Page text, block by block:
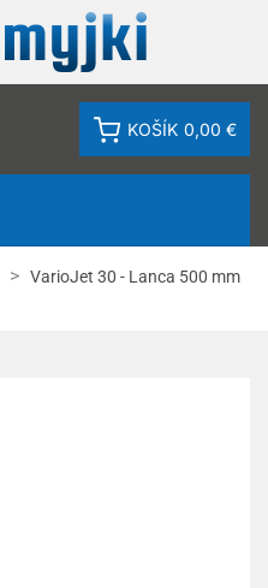
KOŠÍK 0,00 €
VarioJet 30 - Lanca 500 mm